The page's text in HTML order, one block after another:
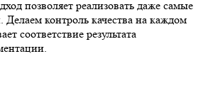
позволяет реализовать даже самые
контроль качества на каждом
соответствие результата